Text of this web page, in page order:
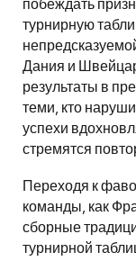
побеждать
турнирную
Дания и
результаты в
теми, кто
успехи
стремятся
Переходя к
команды, как
сборные
турнирной